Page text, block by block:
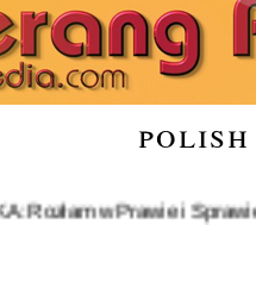
w Prawie i